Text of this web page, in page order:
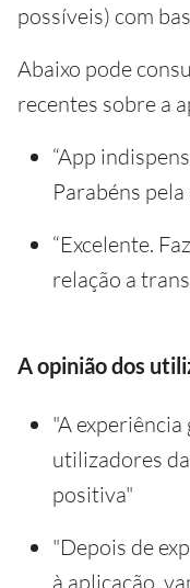
possíveis) com
Abaixo pode
recentes sobre a
“App
Parabéns pela
“Excelente.
relação a
A opinião dos
"A
utilizadores
positiva"
"Depois de
à aplicação,